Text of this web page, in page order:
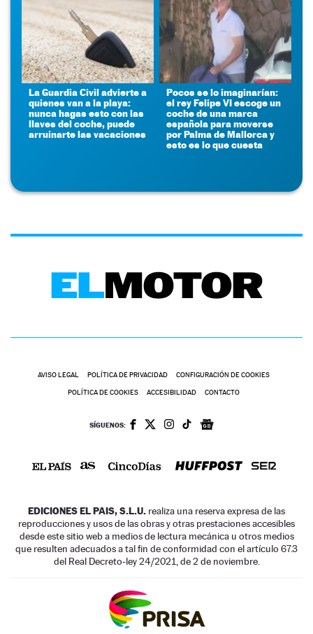
La Guardia Civil advierte a
quienes van a la playa:
nunca hagas esto con las
llaves del coche, puede
arruinarte las vacaciones
Pocos se lo imaginarían:
el rey Felipe VI escoge un
coche de una marca
española para moverse
por Palma de Mallorca y
esto es lo que cuesta
AVISO LEGAL POLÍTICA DE PRIVACIDAD CONFIGURACIÓN DE COOKIES
POLÍTICA DE COOKIES ACCESIBILIDAD CONTACTO
SÍGUENOS:
EDICIONES EL PAIS, S.L.U. realiza una reserva expresa de las
reproducciones y usos de las obras y otras prestaciones accesibles
desde este sitio web a medios de lectura mecánica u otros medios
que resulten adecuados a tal fin de conformidad con el artículo 67.3
del Real Decreto-ley 24/2021, de 2 de noviembre.